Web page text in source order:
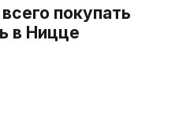
покупать
в Ницце